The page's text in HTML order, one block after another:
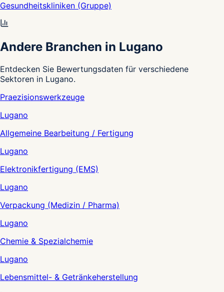
Gesundheitskliniken (Gruppe)
Andere Branchen in Lugano
Entdecken Sie Bewertungsdaten für verschiedene
Sektoren in Lugano.
Praezisionswerkzeuge
Lugano
Allgemeine Bearbeitung / Fertigung
Lugano
Elektronikfertigung (EMS)
Lugano
Verpackung (Medizin / Pharma)
Lugano
Chemie & Spezialchemie
Lugano
Lebensmittel- & Getränkeherstellung